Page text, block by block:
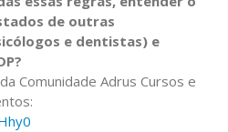
de outras
e dentistas) e
Comunidade Adrus Cursos e